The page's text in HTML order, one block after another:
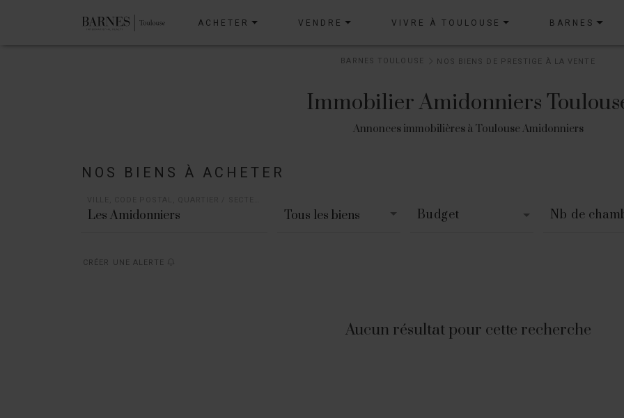
ACHETER VENDRE VIVRE À TOULOUSE BARNES
BARNES TOULOUSE NOS BIENS DE PRESTIGE À LA VENTE
Immobilier Amidonniers
Annonces immobilières à Toulouse Amidonniers
NOS BIENS À ACHETER
Tous les biens Budget Nb de
CRÉER UNE ALERTE
Aucun résultat pour cette recherche